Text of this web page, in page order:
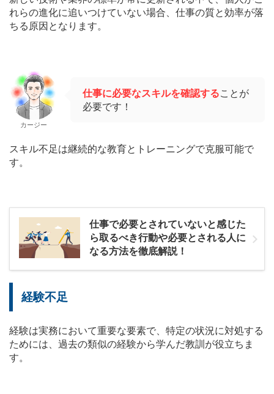
れらの進化に追いつけていない場合、仕事の質と効率が落
ちる原因となります。
カージー
仕事に必要なスキルを確認することが
必要です！
スキル不足は継続的な教育とトレーニングで克服可能で
す。
仕事で必要とされていないと感じた
ら取るべき行動や必要とされる人に
なる方法を徹底解説！
経験不足
経験は実務において重要な要素で、特定の状況に対処する
ためには、過去の類似の経験から学んだ教訓が役立ちま
す。